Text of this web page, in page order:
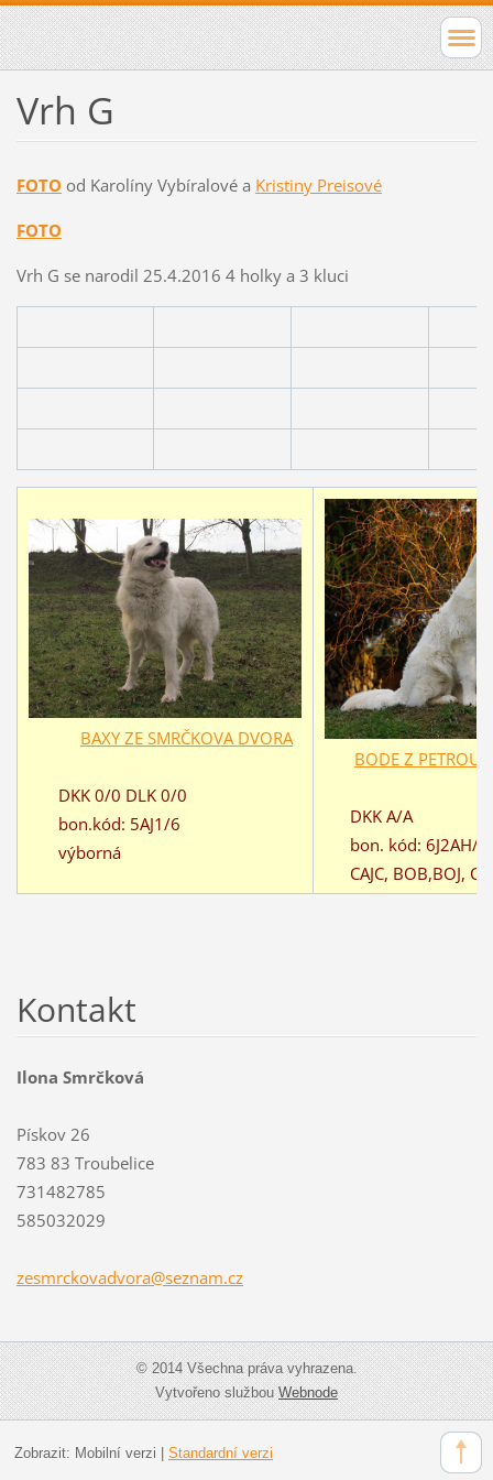
Vrh G
FOTO od Karolíny Vybíralové a Kristiny Preisové
FOTO
Vrh G se narodil 25.4.2016 4 holky a 3 kluci
BAXY ZE SMRČKOVA DVORA
DKK 0/0 DLK 0/0
bon.kód: 5AJ1/6
výborná
BODE Z
DKK A/A
bon. kód: 6J2AH/6
CAJC, BOB,BOJ,
Kontakt
Ilona Smrčková
Pískov 26
783 83 Troubelice
731482785
585032029
zesmrckovadvora@seznam.cz
© 2014 Všechna práva vyhrazena.
Vytvořeno službouWebnode
Zobrazit: Mobilní verzi Standardní verzi